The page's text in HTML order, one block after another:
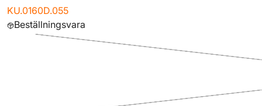
KU.0160D.055
Beställningsvara